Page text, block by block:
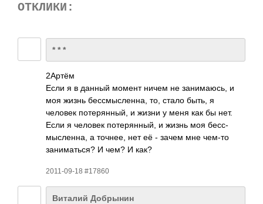
ОТКЛИКИ:
* * *
2Артём
Если я в данный момент ничем не зани­маюсь, и
моя жизнь бесс­мысл­енна, то, стало быть, я
человек поте­рянн­ый, и жизни у меня как бы нет.
Если я человек поте­рянн­ый, и жизнь моя бесс­
мысл­енна, а точнее, нет её - зачем мне чем-то
зани­мать­ся? И чем? И как?
2011-09-18 #17860
Виталий Добрынин